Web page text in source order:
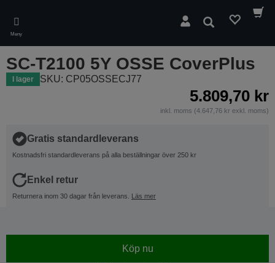
main
content
Meny
Sök
SC-T2100 5Y OSSE CoverPlus
I lager SKU: CP05OSSECJ77
5.809,70 kr
inkl. moms (4.647,76 kr exkl. moms)
Gratis standardleverans
Kostnadsfri standardleverans på alla beställningar över 250 kr
Enkel retur
Returnera inom 30 dagar från leverans. Läs mer
Köp nu